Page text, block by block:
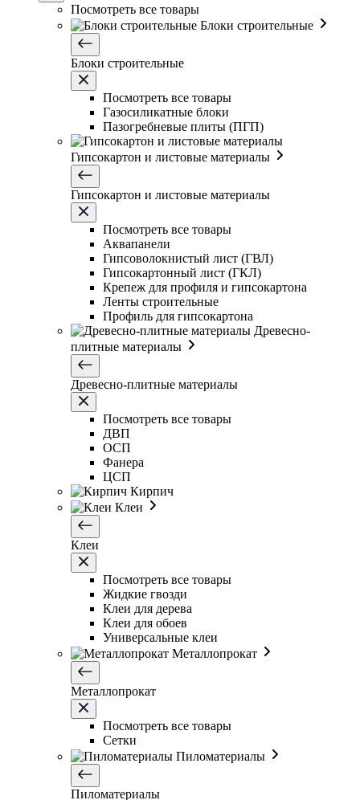
Посмотреть все товары
Блоки строительные
Блоки строительные
Посмотреть все товары
Газосиликатные блоки
Пазогребневые плиты (ПГП)
Гипсокартон и листовые материалы
Гипсокартон и листовые материалы
Посмотреть все товары
Аквапанели
Гипсоволокнистый лист (ГВЛ)
Гипсокартонный лист (ГКЛ)
Крепеж для профиля и гипсокартона
Ленты строительные
Профиль для гипсокартона
Древесно-
плитные материалы
Древесно-плитные материалы
Посмотреть все товары
ДВП
ОСП
Фанера
ЦСП
Кирпич
Клеи
Клеи
Посмотреть все товары
Жидкие гвозди
Клеи для дерева
Клеи для обоев
Универсальные клеи
Металлопрокат
Металлопрокат
Посмотреть все товары
Сетки
Пиломатериалы
Пиломатериалы